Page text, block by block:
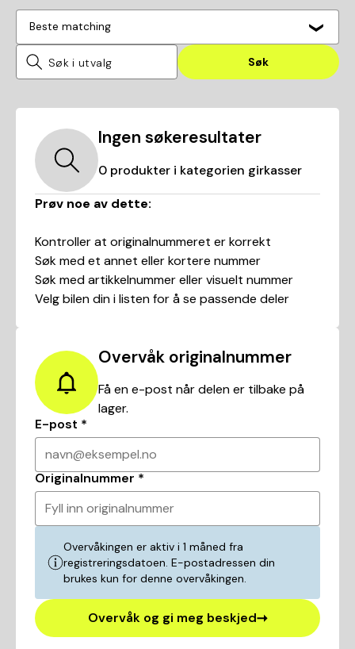
Beste matching
Søk
Ingen søkeresultater
0 produkter i kategorien girkasser
Prøv noe av dette:
Kontroller at originalnummeret er korrekt
Søk med et annet eller kortere nummer
Søk med artikkelnummer eller visuelt nummer
Velg bilen din i listen for å se passende deler
Overvåk originalnummer
Få en e-post når delen er tilbake på
lager.
E-post *
navn@eksempel.no
Originalnummer *
Fyll inn originalnummer
Overvåkingen er aktiv i 1 måned fra
registreringsdatoen. E-postadressen din
brukes kun for denne overvåkingen.
Overvåk og gi meg beskjed